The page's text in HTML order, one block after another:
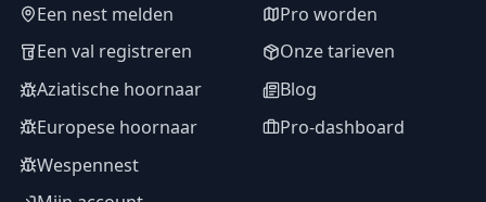
Een nest melden
Een val registreren
Aziatische hoornaar
Europese hoornaar
Wespennest
Pro worden
Onze tarieven
Blog
Pro-dashboard